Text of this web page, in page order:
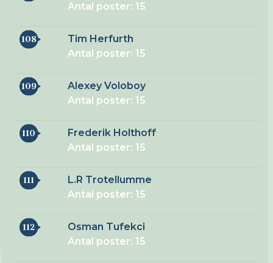
Antal poster: 15
108
Tim Herfurth
Antal poster: 15
109
Alexey Voloboy
Antal poster: 15
110
Frederik Holthoff
Antal poster: 15
111
L.R Trotellumme
Antal poster: 15
112
Osman Tufekci
Antal poster: 15